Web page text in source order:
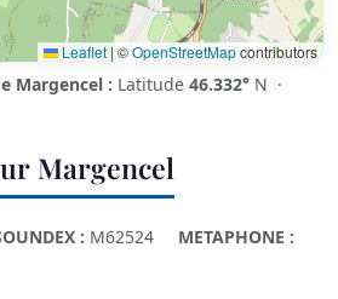
Leaflet | ©OpenStreetMapcontributors
Margencel : Latitude 46.332° N ·
Margencel
: M62524
METAPHONE :